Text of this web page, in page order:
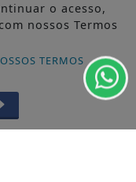
o acesso,
nossos Termos
TERMOS